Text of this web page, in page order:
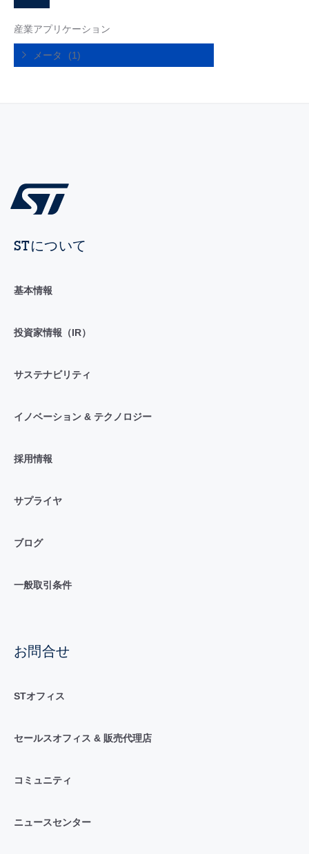
産業アプリケーション
メータ (1)
STについて
基本情報
投資家情報（IR）
サステナビリティ
イノベーション & テクノロジー
採用情報
サプライヤ
ブログ
一般取引条件
お問合せ
STオフィス
セールスオフィス & 販売代理店
コミュニティ
ニュースセンター